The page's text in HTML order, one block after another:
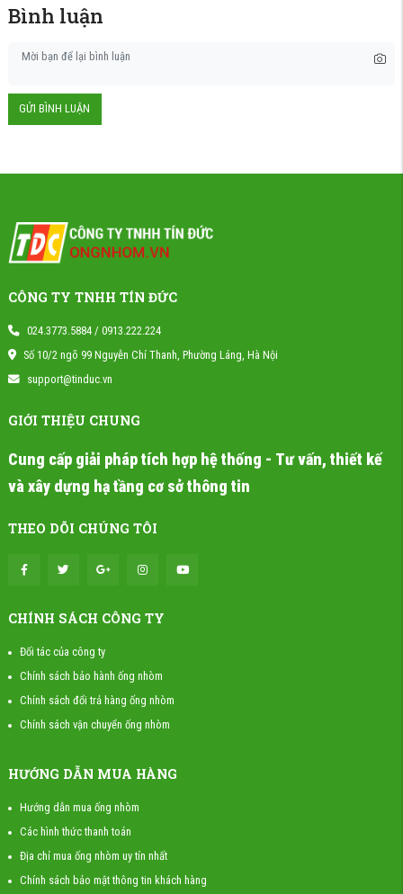
Bình luận
GỬI BÌNH LUẬN
CÔNG TY TNHH TÍN ĐỨC
024.3773.5884 / 0913.222.224
Số 10/2 ngõ 99 Nguyễn Chí Thanh, Phường Láng, Hà Nội
support@tinduc.vn
GIỚI THIỆU CHUNG
Cung cấp giải pháp tích hợp hệ thống - Tư vấn, thiết kế
và xây dựng hạ tầng cơ sở thông tin
THEO DÕI CHÚNG TÔI
CHÍNH SÁCH CÔNG TY
Đối tác của công ty
Chính sách bảo hành ống nhòm
Chính sách đổi trả hàng ống nhòm
Chính sách vận chuyển ống nhòm
HƯỚNG DẪN MUA HÀNG
Hướng dẫn mua ống nhòm
Các hình thức thanh toán
Địa chỉ mua ống nhòm uy tín nhất
Chính sách bảo mật thông tin khách hàng